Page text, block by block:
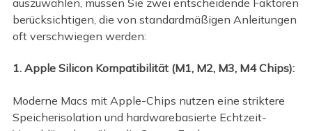
berücksichtigen, die von standardmäßigen Anleitungen
oft verschwiegen werden:
1. Apple Silicon Kompatibilität (M1, M2, M3, M4 Chips):
Moderne Macs mit Apple-Chips nutzen eine striktere
Speicherisolation und hardwarebasierte Echtzeit-